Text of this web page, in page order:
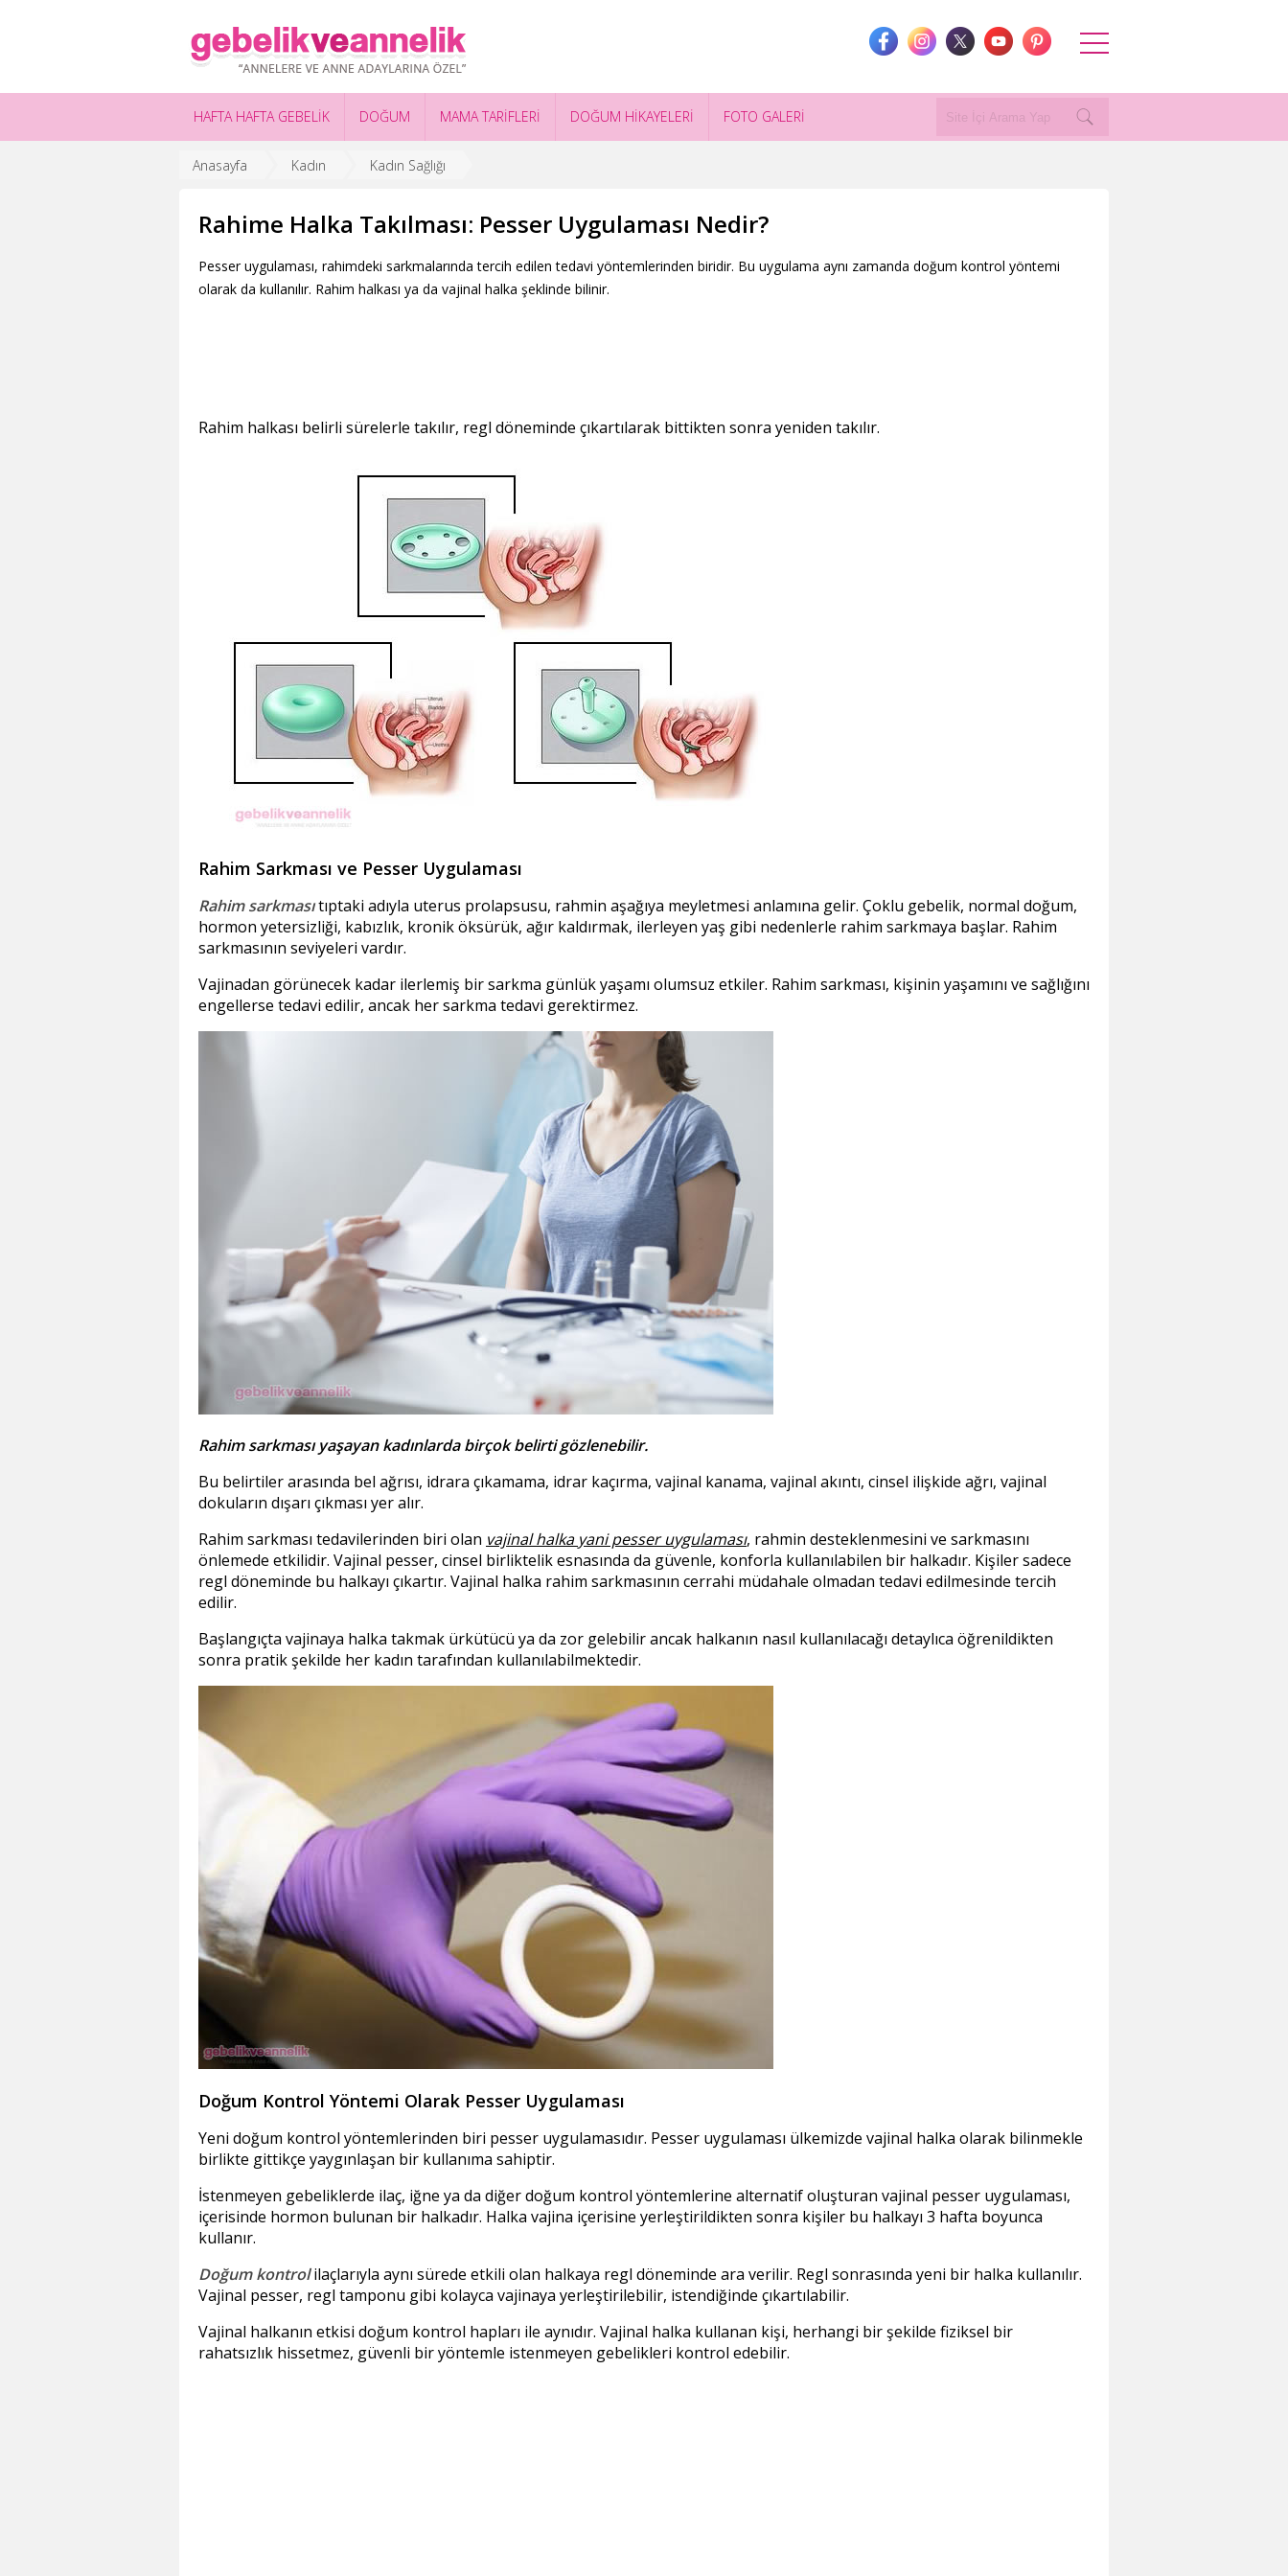
HAFTA HAFTA GEBELİK DOĞUM MAMA TARİFLERİ DOĞUM HİKAYELERİ FOTO GALERİ
Anasayfa Kadın Kadın Sağlığı
Rahime Halka Takılması: Pesser Uygulaması Nedir?
Pesser uygulaması, rahimdeki sarkmalarında tercih edilen tedavi yöntemlerinden biridir. Bu uygulama aynı zamanda doğum kontrol yöntemi
olarak da kullanılır. Rahim halkası ya da vajinal halka şeklinde bilinir.
Rahim halkası belirli sürelerle takılır, regl döneminde çıkartılarak bittikten sonra yeniden takılır.
Rahim Sarkması ve Pesser Uygulaması
Rahim sarkmasıtıptaki adıyla uterus prolapsusu, rahmin aşağıya meyletmesi anlamına gelir. Çoklu gebelik, normal doğum,
hormon yetersizliği, kabızlık, kronik öksürük, ağır kaldırmak, ilerleyen yaş gibi nedenlerle rahim sarkmaya başlar. Rahim
sarkmasının seviyeleri vardır.
Vajinadan görünecek kadar ilerlemiş bir sarkma günlük yaşamı olumsuz etkiler. Rahim sarkması, kişinin yaşamını ve sağlığını
engellerse tedavi edilir, ancak her sarkma tedavi gerektirmez.
Rahim sarkması yaşayan kadınlarda birçok belirti gözlenebilir.
Bu belirtiler arasında bel ağrısı, idrara çıkamama, idrar kaçırma, vajinal kanama, vajinal akıntı, cinsel ilişkide ağrı, vajinal
dokuların dışarı çıkması yer alır.
Rahim sarkması tedavilerinden biri olan vajinal halka yani pesser uygulaması, rahmin desteklenmesini ve sarkmasını
önlemede etkilidir. Vajinal pesser, cinsel birliktelik esnasında da güvenle, konforla kullanılabilen bir halkadır. Kişiler sadece
regl döneminde bu halkayı çıkartır. Vajinal halka rahim sarkmasının cerrahi müdahale olmadan tedavi edilmesinde tercih
edilir.
Başlangıçta vajinaya halka takmak ürkütücü ya da zor gelebilir ancak halkanın nasıl kullanılacağı detaylıca öğrenildikten
sonra pratik şekilde her kadın tarafından kullanılabilmektedir.
Doğum Kontrol Yöntemi Olarak Pesser Uygulaması
Yeni doğum kontrol yöntemlerinden biri pesser uygulamasıdır. Pesser uygulaması ülkemizde vajinal halka olarak bilinmekle
birlikte gittikçe yaygınlaşan bir kullanıma sahiptir.
İstenmeyen gebeliklerde ilaç, iğne ya da diğer doğum kontrol yöntemlerine alternatif oluşturan vajinal pesser uygulaması,
içerisinde hormon bulunan bir halkadır. Halka vajina içerisine yerleştirildikten sonra kişiler bu halkayı 3 hafta boyunca
kullanır.
Doğum kontrolilaçlarıyla aynı sürede etkili olan halkaya regl döneminde ara verilir. Regl sonrasında yeni bir halka kullanılır.
Vajinal pesser, regl tamponu gibi kolayca vajinaya yerleştirilebilir, istendiğinde çıkartılabilir.
Vajinal halkanın etkisi doğum kontrol hapları ile aynıdır. Vajinal halka kullanan kişi, herhangi bir şekilde fiziksel bir
rahatsızlık hissetmez, güvenli bir yöntemle istenmeyen gebelikleri kontrol edebilir.